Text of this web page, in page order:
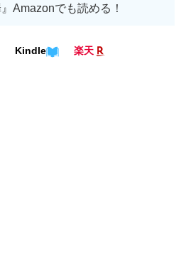
Amazonでも読める！
Kindle 楽天